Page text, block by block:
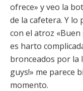
ofrece» y veo la
de la cafetera. Y lo
con el atroz
es harto
bronceados por la
guys!» me parece
momento.